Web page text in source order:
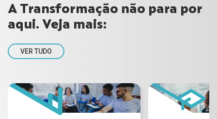
A Transformação não para por
aqui. Veja mais:
VER TUDO